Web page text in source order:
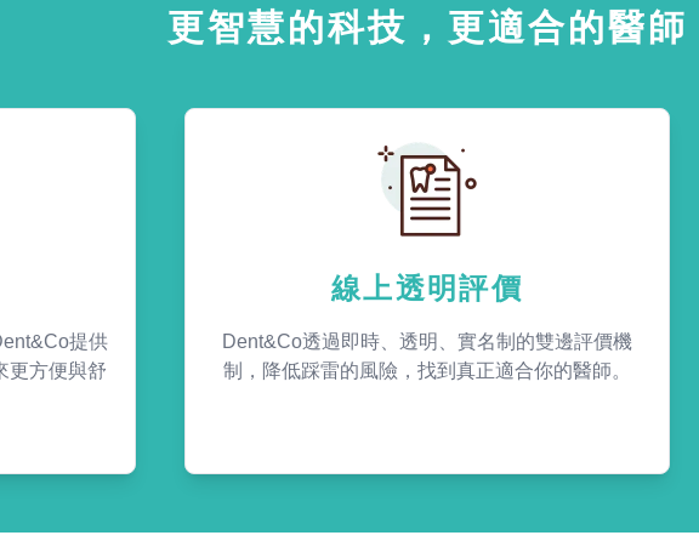
更智慧的科技，更適合的醫師
提供
更方便與舒
線上透明評價
Dent&Co透過即時、透明、實名制的雙邊評價機
制，降低踩雷的風險，找到真正適合你的醫師。